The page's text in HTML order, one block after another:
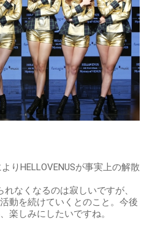
りHELLOVENUSが事実上の解散
なくなるのは寂しいですが、
動を続けていくとのこと。今後
楽しみにしたいですね。